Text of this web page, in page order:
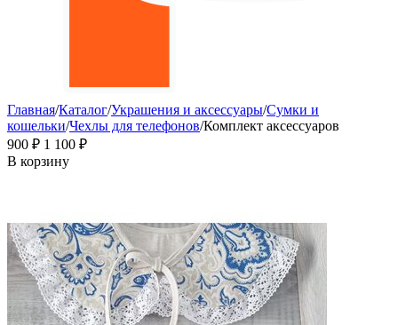
Главная/Каталог/Украшения и аксессуары/Сумки и
кошельки/Чехлы для телефонов/Комплект аксессуаров
‍900‍ ₽ 1 100 ₽
В корзину